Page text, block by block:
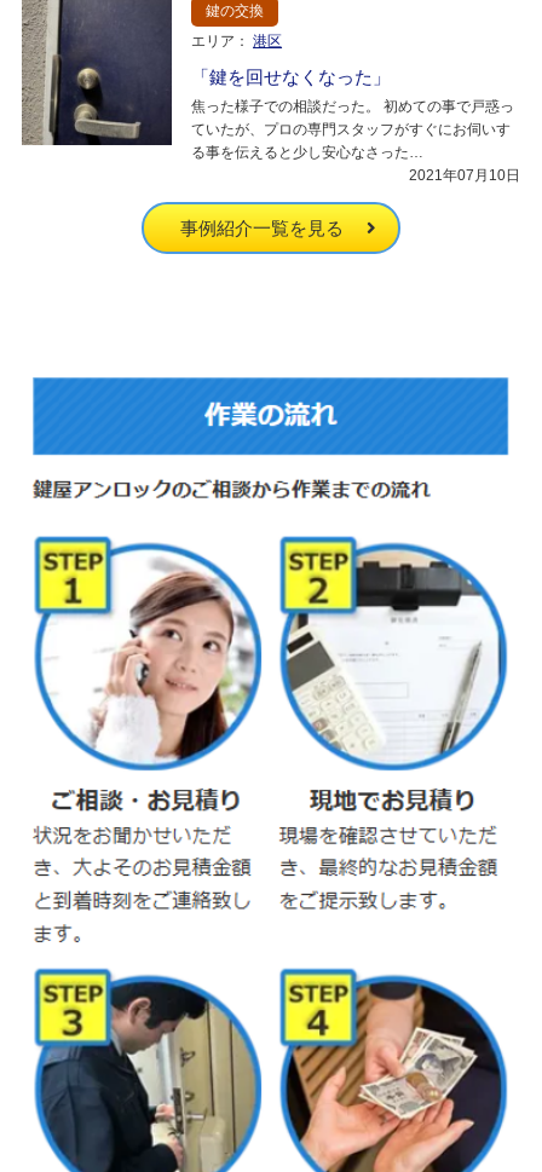
鍵の交換
エリア： 港区
「鍵を回せなくなった」
焦った様子での相談だった。 初めての事で戸惑っ
ていたが、プロの専門スタッフがすぐにお伺いす
る事を伝えると少し安心なさった…
2021年07月10日
事例紹介一覧を見る